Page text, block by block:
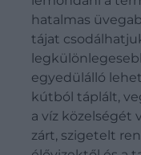
hatalmas
tájat
egyedülálló
kútból táplált,
a víz közelségét
zárt, szigetelt